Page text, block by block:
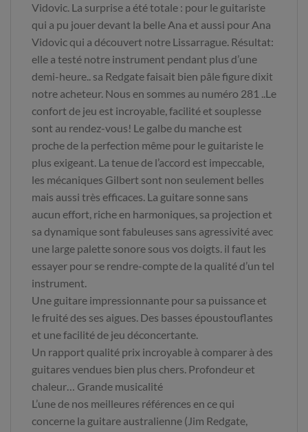
Vidovic. La surprise a été totale : pour le guitariste
qui a pu jouer devant la belle Ana et aussi pour Ana
Vidovic qui a découvert notre Lissarrague. Résultat:
elle a testé notre instrument pendant plus d’une
demi-heure.. sa Redgate faisait bien pâle figure dixit
notre acheteur. Nous en sommes au numéro 281 ..Le
confort de jeu est incroyable, facilité et souplesse
sont au rendez-vous! Le galbe du manche est
proche de la perfection même pour le guitariste le
plus exigeant. La tenue de l’accord est impeccable,
les mécaniques Gilbert sont non seulement belles
mais aussi très efficaces. La guitare sonne sans
aucun effort, riche en harmoniques, sa projection et
sa dynamique sont fabuleuses sans agressivité avec
une large palette sonore sous vos doigts. il faut les
essayer pour se rendre-compte de la qualité d’un tel
instrument.
Une guitare impressionnante pour sa puissance et
le fruité des ses aigues. Des basses époustouflantes
et une facilité de jeu déconcertante.
Un rapport qualité prix incroyable à comparer à des
guitares vendues bien plus chers. Profondeur et
chaleur… Grande musicalité
L’une de nos meilleures références en ce qui
concerne la guitare australienne (Jim Redgate,